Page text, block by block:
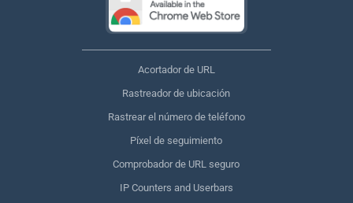
Acortador de URL
Rastreador de ubicación
Rastrear el número de teléfono
Píxel de seguimiento
Comprobador de URL seguro
IP Counters and Userbars